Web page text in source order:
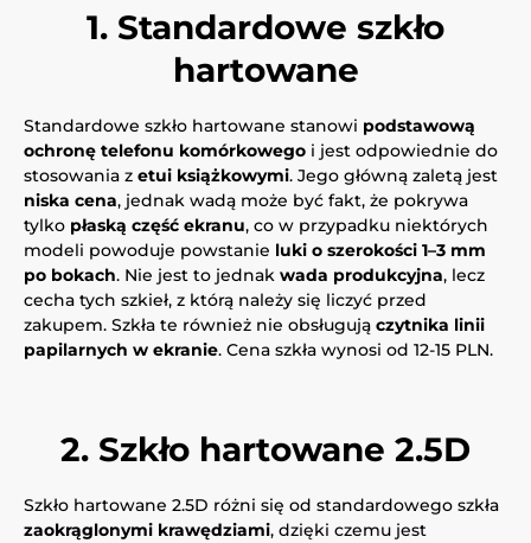
1. Standardowe szkło
hartowane
Standardowe szkło hartowane stanowi podstawową
ochronę telefonu komórkowego i jest odpowiednie do
stosowania z etui książkowymi. Jego główną zaletą jest
niska cena, jednak wadą może być fakt, że pokrywa
tylko płaską część ekranu, co w przypadku niektórych
modeli powoduje powstanie luki o szerokości 1–3 mm
po bokach. Nie jest to jednak wada produkcyjna, lecz
cecha tych szkieł, z którą należy się liczyć przed
zakupem. Szkła te również nie obsługują czytnika linii
papilarnych w ekranie. Cena szkła wynosi od 12-15 PLN.
2. Szkło hartowane 2.5D
Szkło hartowane 2.5D różni się od standardowego szkła
zaokrąglonymi krawędziami, dzięki czemu jest